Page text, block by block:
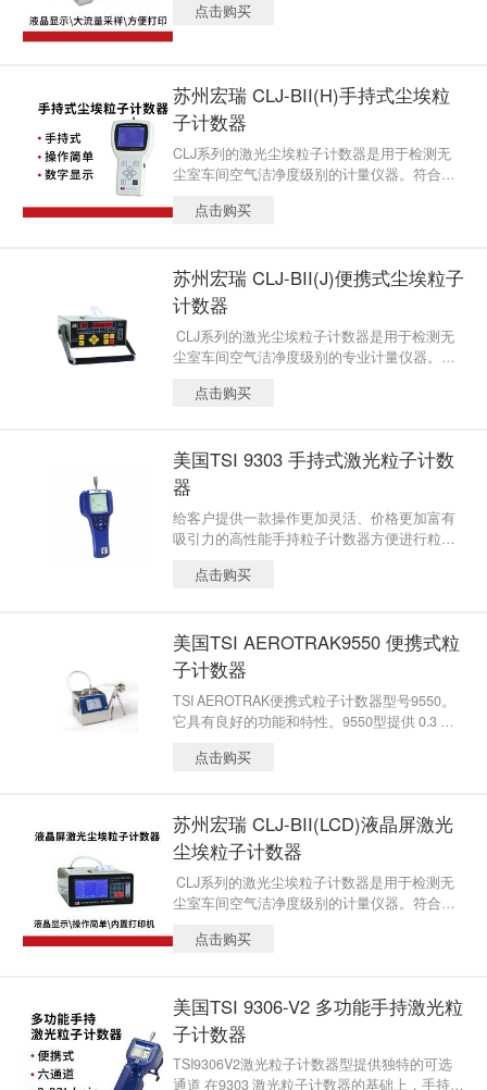
点击购买
苏州宏瑞 CLJ-BII(H)手持式尘埃粒
子计数器
CLJ系列的激光尘埃粒子计数器是用于检测无
尘室车间空气洁净度级别的计量仪器。符合国
器校准规范》规程的技术要求。
点击购买
苏州宏瑞 CLJ-BII(J)便携式尘埃粒子
计数器
CLJ系列的激光尘埃粒子计数器是用于检测无
尘室车间空气洁净度级别的专业计量仪器。符
子计数器校准规范》规程的技术要求，整机功
点击购买
美国TSI 9303 手持式激光粒子计数
器
给客户提供一款操作更加灵活、价格更加富有
吸引力的高性能手持粒子计数器方便进行粒子
方便手持。直读式按键使操作更加简单。 1500
以从0.5,1.0,2.0或2.5μm之中选择。标准1年保
修外，TSI提供全套的技术服务和支持。
点击购买
美国TSI AEROTRAK9550 便携式粒
子计数器
TSI AEROTRAK便携式粒子计数器型号9550。
它具有良好的功能和特性。9550型提供 0.3 微
钟）流量。9550型计数器与TSI精准的通风探头
可以方便的在显示器上显示粒子数量，可以用T
RAKPRO™ Lite Secure 软件下载，或使用仪器
集成的打印机直接打印。
点击购买
苏州宏瑞 CLJ-BII(LCD)液晶屏激光
尘埃粒子计数器
CLJ系列的激光尘埃粒子计数器是用于检测无
尘室车间空气洁净度级别的计量仪器。符合国
器校准规范》规程的技术要求，整机功能采用
点击购买
美国TSI 9306-V2 多功能手持激光粒
子计数器
TSI9306V2激光粒子计数器型提供独特的可选
通道 在9303 激光粒子计数器的基础上，手持式